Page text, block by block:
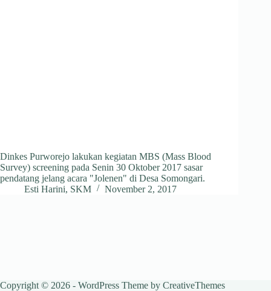
Dinkes Purworejo lakukan kegiatan MBS (Mass Blood
Survey) screening pada Senin 30 Oktober 2017 sasar
pendatang jelang acara "Jolenen" di Desa Somongari.
Esti Harini, SKM
November 2, 2017
Copyright © 2026 - WordPress Theme by CreativeThemes